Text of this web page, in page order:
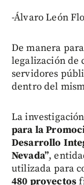
-Álvaro León
De manera
legalización de
servidores
dentro del
La
para la
Desarrollo
Nevada”,
utilizada para
480 proyectos